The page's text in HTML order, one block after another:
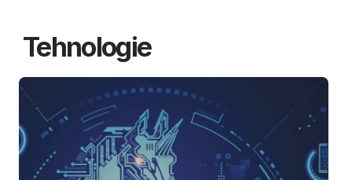
Tehnologie